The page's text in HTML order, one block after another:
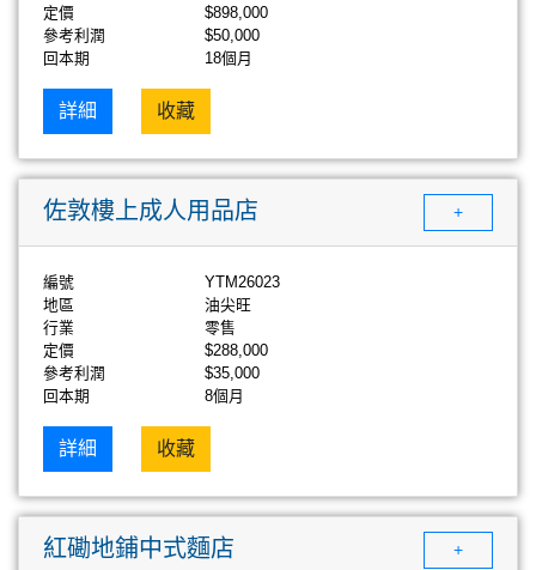
定價
$898,000
參考利潤
$50,000
回本期
18個月
詳細 收藏
佐敦樓上成人用品店 +
編號
YTM26023
地區
油尖旺
行業
零售
定價
$288,000
參考利潤
$35,000
回本期
8個月
詳細 收藏
紅磡地鋪中式麵店 +